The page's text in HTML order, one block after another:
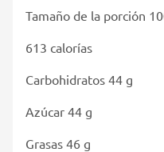
Tamaño de la porción
613 calorías
Carbohidratos 44 g
Azúcar 44 g
Grasas 46 g